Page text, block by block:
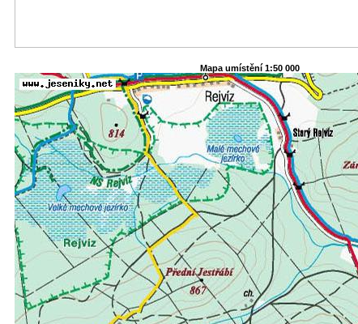
Mapa umístění 1:50 000